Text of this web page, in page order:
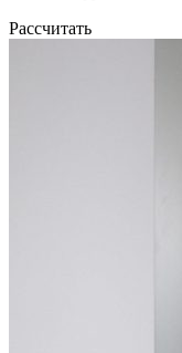
Рассчитать